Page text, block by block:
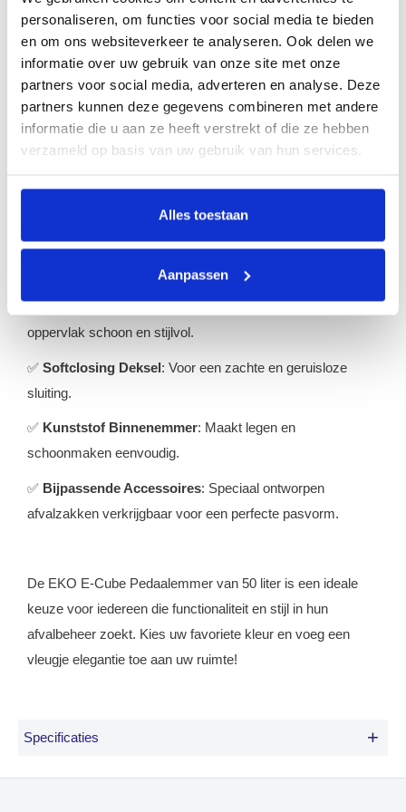
personaliseren, om functies voor social media te bieden
en om ons websiteverkeer te analyseren. Ook delen we
informatie over uw gebruik van onze site met onze
partners voor social media, adverteren en analyse. Deze
partners kunnen deze gegevens combineren met andere
informatie die u aan ze heeft verstrekt of die ze hebben
verzameld op basis van uw gebruik van hun services.
Alles toestaan
Aanpassen
pedaalemmer, met zijn rechthoekige design en extra breed
pedaal, combineert een strakke uitstraling met praktische
functionaliteit. Voorzien van een gedempt deksel en een
ruimte voor een carbonfilter, biedt het een effectieve
oplossing tegen geurtjes en is het ideaal voor elk modern
: Ideaal voor grotere ruimtes of
gezinnen, met een inhoud van 50 liter.
: Houdt de afvalzak netjes op zijn plaats.
oppervlak schoon en stijlvol.
✅ Softclosing Deksel: Voor een zachte en geruisloze
sluiting.
✅ Kunststof Binnenemmer: Maakt legen en
schoonmaken eenvoudig.
✅ Bijpassende Accessoires: Speciaal ontworpen
afvalzakken verkrijgbaar voor een perfecte pasvorm.
De EKO E-Cube Pedaalemmer van 50 liter is een ideale
keuze voor iedereen die functionaliteit en stijl in hun
afvalbeheer zoekt. Kies uw favoriete kleur en voeg een
vleugje elegantie toe aan uw ruimte!
Specificaties +